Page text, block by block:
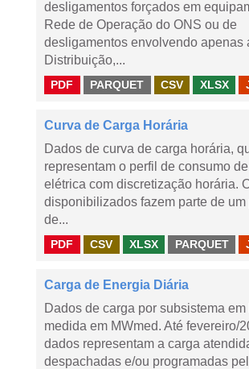
desligamentos forçados em
Rede de Operação do ONS ou de
desligamentos envolvendo apenas
Distribuição,...
PDF PARQUET CSV XLSX
Curva de Carga Horária
Dados de curva de carga horária,
representam o perfil de consumo
elétrica com discretização horária.
disponibilizados fazem parte de um
de...
PDF CSV XLSX PARQUET
Carga de Energia Diária
Dados de carga por subsistema
medida em MWmed. Até fevereiro/
dados representam a carga
despachadas e/ou programadas